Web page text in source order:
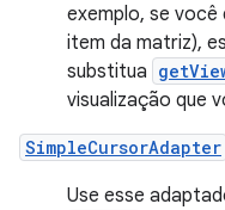
exemplo, se você
item da matriz),
substitua
visualização que
SimpleCursorAdapter
Use esse